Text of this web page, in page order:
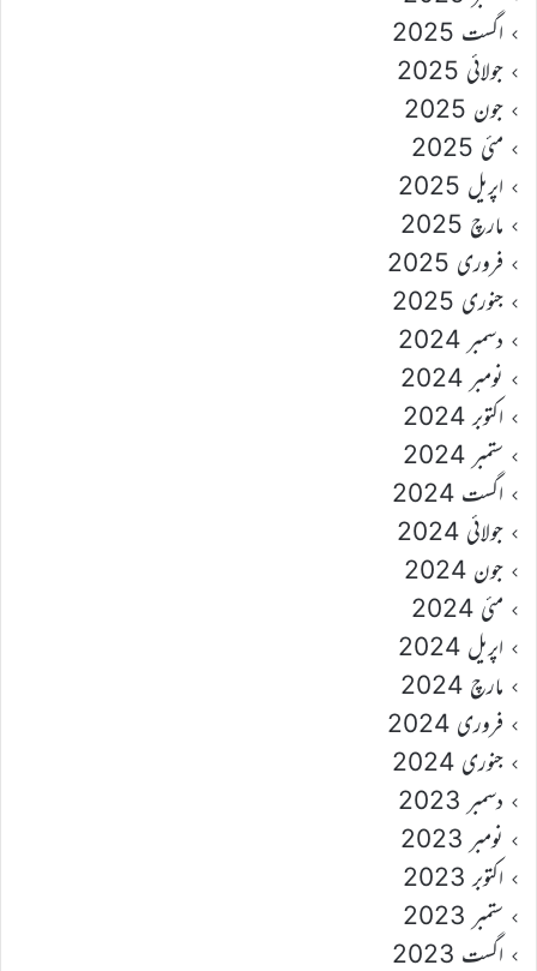
اگست 2025
جولائی 2025
جون 2025
مئی 2025
اپریل 2025
مارچ 2025
فروری 2025
جنوری 2025
دسمبر 2024
نومبر 2024
اکتوبر 2024
ستمبر 2024
اگست 2024
جولائی 2024
جون 2024
مئی 2024
اپریل 2024
مارچ 2024
فروری 2024
جنوری 2024
دسمبر 2023
نومبر 2023
اکتوبر 2023
ستمبر 2023
اگست 2023